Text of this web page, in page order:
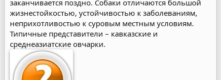
заканчивается поздно. Собаки отличаются большой
жизнестойкостью, устойчивостью к заболеваниям,
неприхотливостью к суровым местным условиям.
Типичные представители – кавказские и
среднеазиатские овчарки.